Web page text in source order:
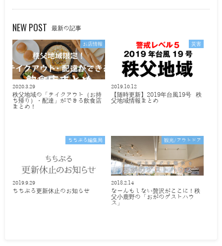
NEW POST 最新の記事
お店情報
2020.3.29
秩父地域の「テイクアウト（お持
ち帰り）・配達」ができる飲食店
まとめ！
災害
2019.10.12
【随時更新】2019年台風19号 秩
父地域情報まとめ
ちちぶる編集局
2019.9.29
ちちぶる更新休止のお知らせ
観光/アウトドア
2018.2.14
なーんもしない贅沢がここに！秩
父小鹿野の「おがのゲストハウ
ス」